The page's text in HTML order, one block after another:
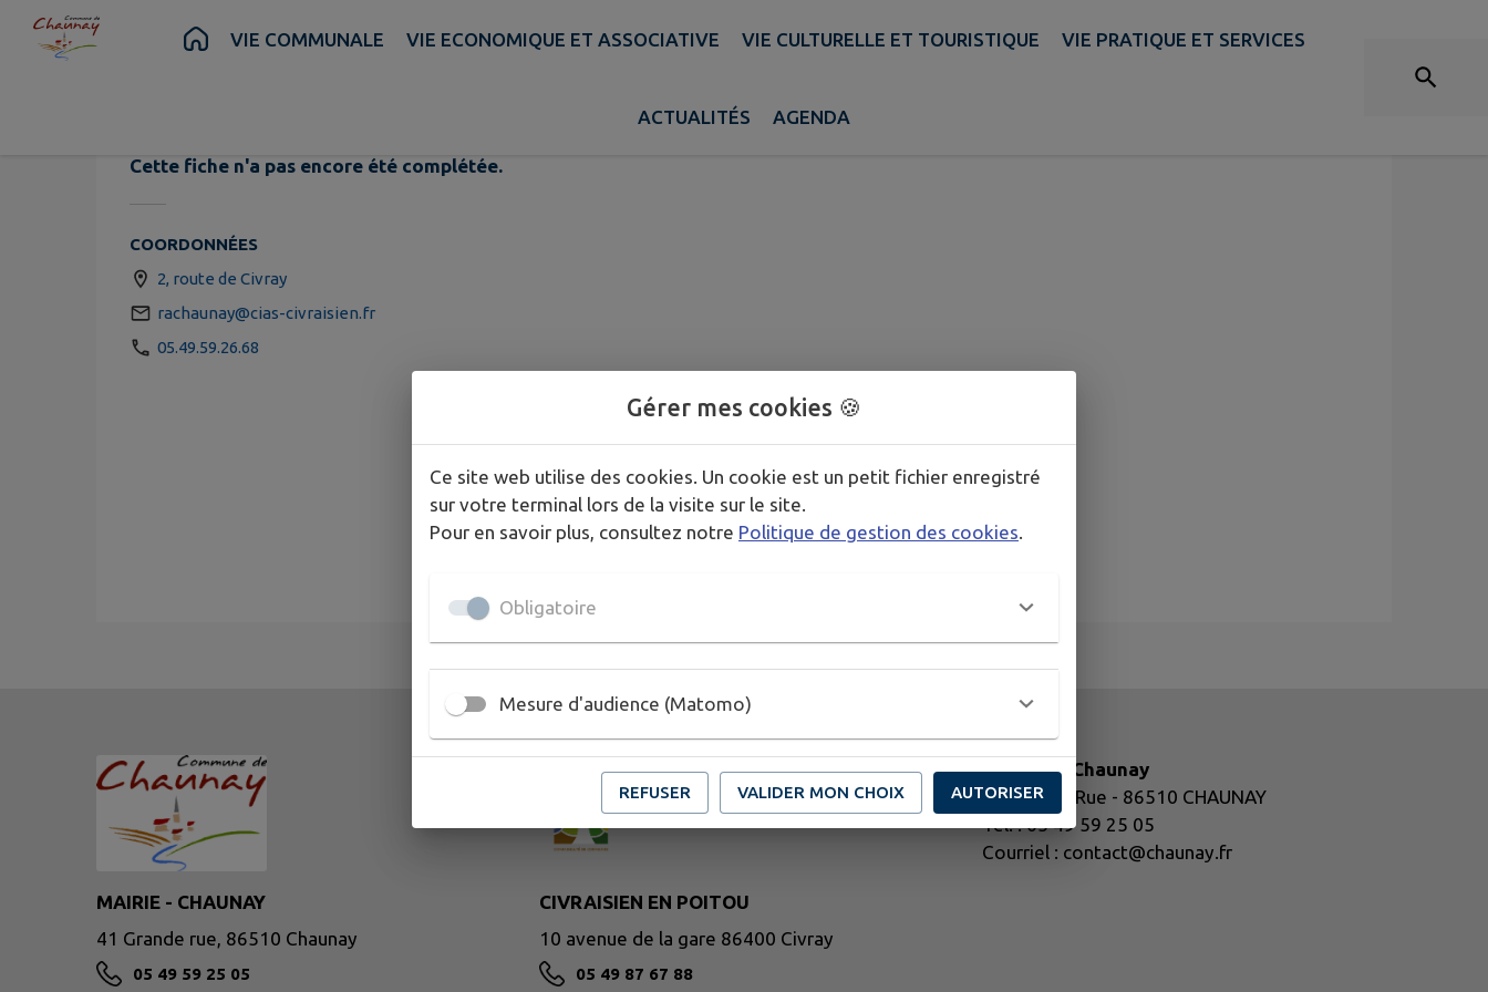
Contenu Menu Recherche Pied de page
VIE COMMUNALE VIE ECONOMIQUE ET ASSOCIATIVE VIE CULTURELLE ET TOURISTIQUE VIE PRATIQUE ET SERVICES
ACTUALITÉS AGENDA
Résidence Autonomie Les Bons Enfants
Cette fiche n'a pas encore été complétée.
COORDONNÉES
2, route de Civray
rachaunay@cias-civraisien.fr
05.49.59.26.68
MAIRIE - CHAUNAY
41 Grande rue, 86510 Chaunay
05 49 59 25 05
CIVRAISIEN EN POITOU
10 avenue de la gare 86400 Civray
05 49 87 67 88
Mairie de Chaunay
41 Grande Rue - 86510 CHAUNAY
Tél. : 05 49 59 25 05
Courriel : contact@chaunay.fr
Gérer mes cookies 🍪
Ce site web utilise des cookies. Un cookie est un petit fichier enregistré
sur votre terminal lors de la visite sur le site.
Pour en savoir plus, consultez notre Politique de gestion des cookies
Obligatoire
Mesure d'audience (Matomo)
REFUSER VALIDER MON CHOIX AUTORISER